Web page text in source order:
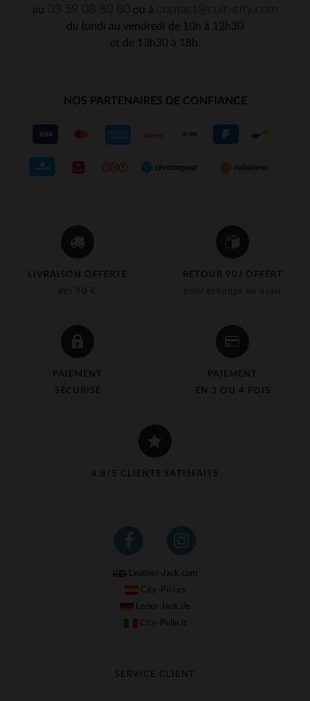
LIVRAISON OFFERTE
dès 50 €
RETOUR 90J OFFERT
pour échange ou avoir
PAIEMENT
SÉCURISÉ
PAIEMENT
EN 3 OU 4 FOIS
4,8/5 CLIENTS SATISFAITS
au
ou à
du lundi au vendredi de 10h à 12h30
et de 13h30 à 18h.
NOS PARTENAIRES DE CONFIANCE
Leather-Jack.com
City-Piel.es
Leder-Jack.de
City-Pelle.it
SERVICE CLIENT